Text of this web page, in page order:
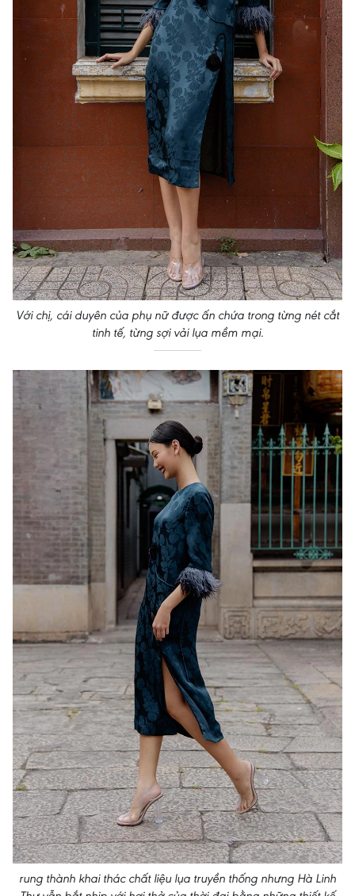
Với chị, cái duyên của phụ nữ được ấn chứa trong từng nét cắt
tinh tế, từng sợi vải lụa mềm mại.
rung thành khai thác chất liệu lụa truyền thống nhưng Hà Linh